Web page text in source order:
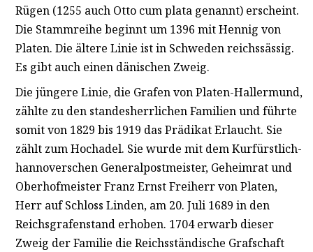
Rügen (1255 auch Otto cum plata genannt) erscheint.
Die Stammreihe beginnt um 1396 mit Hennig von
Platen. Die ältere Linie ist in Schweden reichssässig.
Es gibt auch einen dänischen Zweig.
Die jüngere Linie, die Grafen von Platen-Hallermund,
zählte zu den standesherrlichen Familien und führte
somit von 1829 bis 1919 das Prädikat Erlaucht. Sie
zählt zum Hochadel. Sie wurde mit dem Kurfürstlich-
hannoverschen Generalpostmeister, Geheimrat und
Oberhofmeister Franz Ernst Freiherr von Platen,
Herr auf Schloss Linden, am 20. Juli 1689 in den
Reichsgrafenstand erhoben. 1704 erwarb dieser
Zweig der Familie die Reichsständische Grafschaft